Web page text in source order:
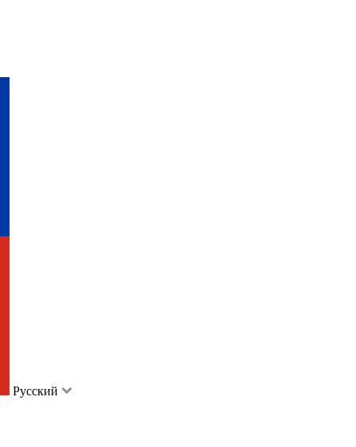
Русский